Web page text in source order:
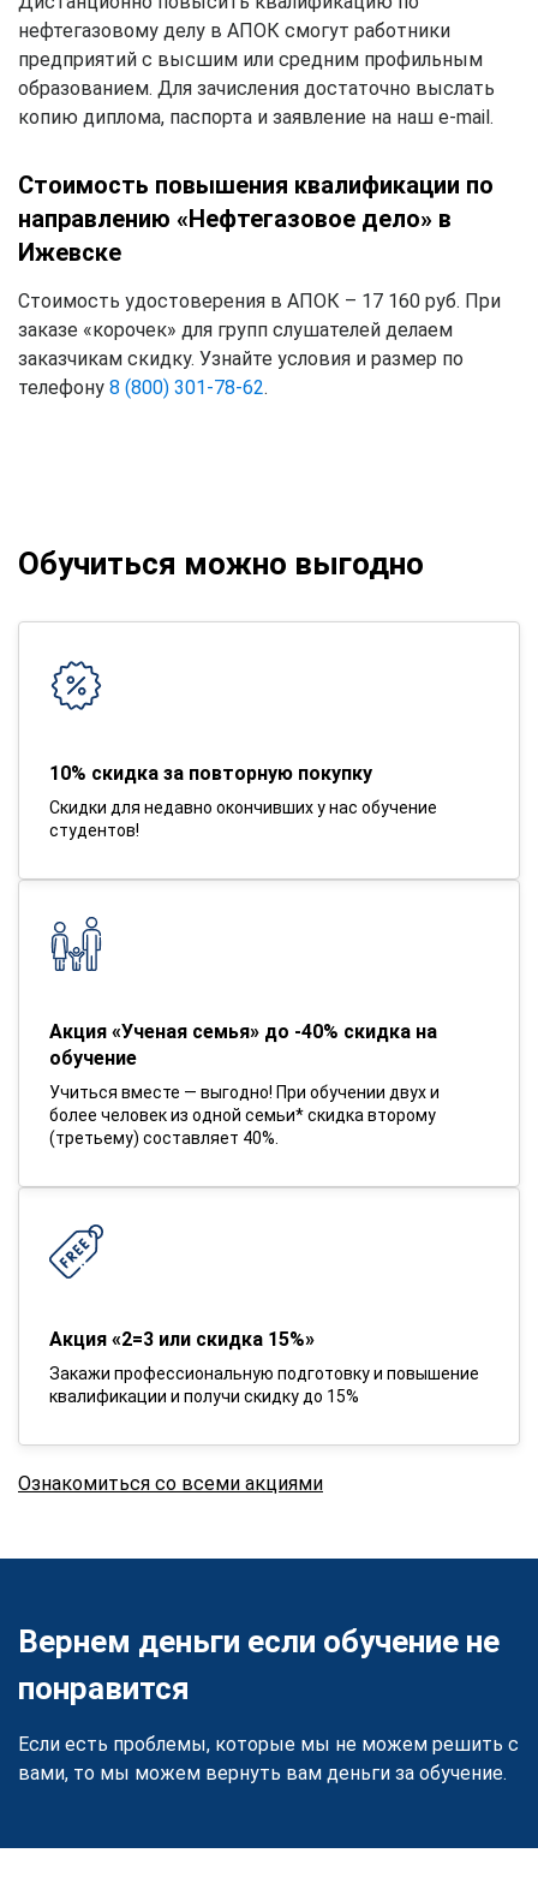
нефтегазовому делу в АПОК смогут работники
предприятий с высшим или средним профильным
образованием. Для зачисления достаточно выслать
копию диплома, паспорта и заявление на наш e-mail.
Стоимость повышения квалификации по
направлению «Нефтегазовое дело» в
Ижевске
Стоимость удостоверения в АПОК – 17 160 руб. При
заказе «корочек» для групп слушателей делаем
заказчикам скидку. Узнайте условия и размер по
телефону 8 (800) 301-78-62.
Обучиться можно выгодно
10% скидка за повторную покупку
Скидки для недавно окончивших у нас обучение
студентов!
Акция «Ученая семья» до -40% скидка на
обучение
Учиться вместе — выгодно! При обучении двух и
более человек из одной семьи* скидка второму
(третьему) составляет 40%.
Акция «2=3 или скидка 15%»
Закажи профессиональную подготовку и повышение
квалификации и получи скидку до 15%
Ознакомиться со всеми акциями
Вернем деньги если обучение не
понравится
Если есть проблемы, которые мы не можем решить с
вами, то мы можем вернуть вам деньги за обучение.